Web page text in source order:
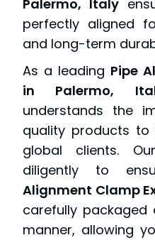
Palermo, Italy
perfectly aligned
and long-term
As a leading Pipe
in Palermo,
understands the
quality products
global clients.
diligently to
Alignment Clamp
carefully
manner, allowing